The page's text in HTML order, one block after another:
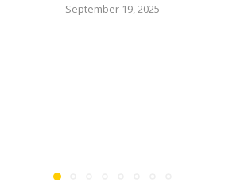
September 19, 2025